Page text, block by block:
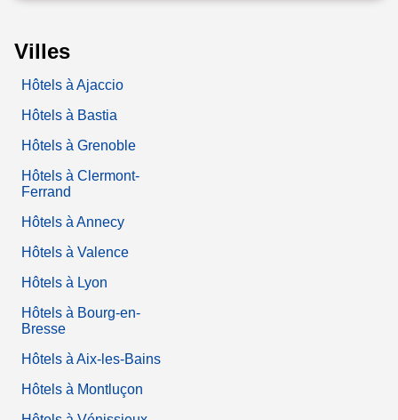
Villes
Hôtels à Ajaccio
Hôtels à Bastia
Hôtels à Grenoble
Hôtels à Clermont-
Ferrand
Hôtels à Annecy
Hôtels à Valence
Hôtels à Lyon
Hôtels à Bourg-en-
Bresse
Hôtels à Aix-les-Bains
Hôtels à Montluçon